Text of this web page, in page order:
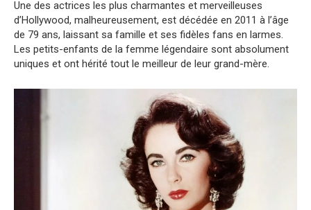
Une des actrices les plus charmantes et merveilleuses
d’Hollywood, malheureusement, est décédée en 2011 à l’âge
de 79 ans, laissant sa famille et ses fidèles fans en larmes.
Les petits-enfants de la femme légendaire sont absolument
uniques et ont hérité tout le meilleur de leur grand-mère.